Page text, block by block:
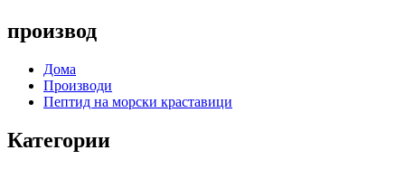
производ
Дома
Производи
Пептид на морски краставици
Категории